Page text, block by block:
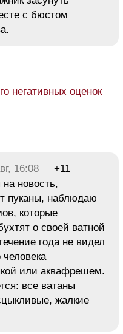
с бюстом
негативных оценок
16:08
+11
новость,
пуканы, наблюдаю
которые
о своей ватной
года не видел
или аквафрешем.
все ватаны
жалкие